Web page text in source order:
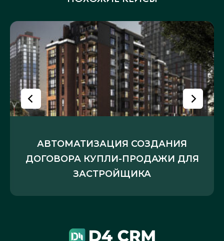
АВТОМАТИЗАЦИЯ СОЗДАНИЯ
ДОГОВОРА КУПЛИ-ПРОДАЖИ ДЛЯ
ЗАСТРОЙЩИКА